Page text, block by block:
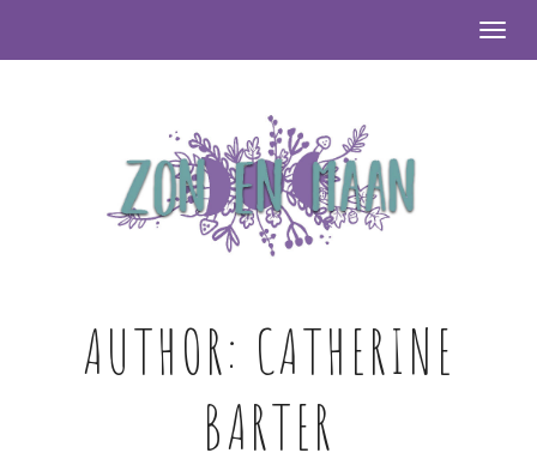
AUTHOR: CATHERINE
BARTER